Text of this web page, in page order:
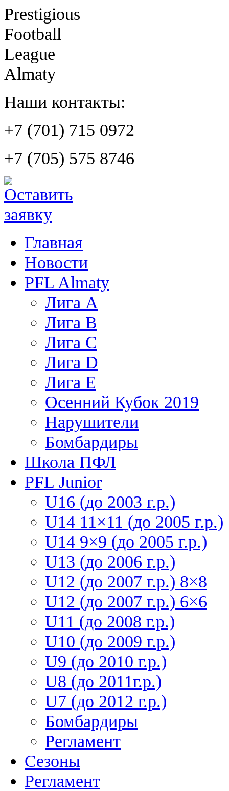
Prestigious
Football
League
Almaty
Наши контакты:
+7 (701) 715 0972
+7 (705) 575 8746
Главная
Новости
PFL Almaty
Лига A
Лига В
Лига С
Лига D
Лига Е
Осенний Кубок 2019
Нарушители
Бомбардиры
Школа ПФЛ
PFL Junior
U16 (до 2003 г.р.)
U14 11×11 (до 2005 г.р.)
U14 9×9 (до 2005 г.р.)
U13 (до 2006 г.р.)
U12 (до 2007 г.р.) 8×8
U12 (до 2007 г.р.) 6×6
U11 (до 2008 г.р.)
U10 (до 2009 г.р.)
U9 (до 2010 г.р.)
U8 (до 2011г.р.)
U7 (до 2012 г.р.)
Бомбардиры
Регламент
Сезоны
Регламент